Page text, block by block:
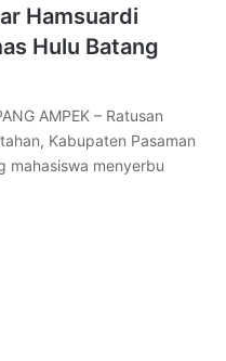
Hamsuardi
Hulu Batang
AMPEK – Ratusan
Kabupaten Pasaman
mahasiswa menyerbu